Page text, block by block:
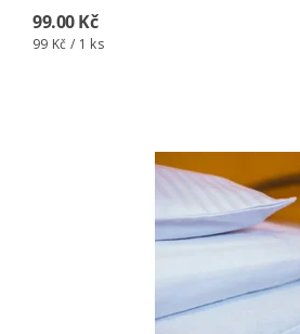
99.00 Kč
99 Kč / 1 ks